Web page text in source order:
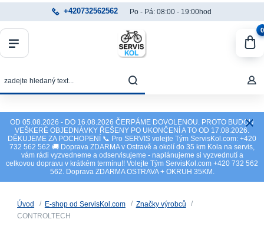
OD 05.08.2026 - DO 16.08.2026 ČERPÁME DOVOLENOU. PROTO BUDOU
VEŠKERÉ OBJEDNÁVKY ŘEŠENY PO UKONČENÍ A TO OD 17.08.2026.
DĚKUJEME ZA POCHOPENÍ 📞 Pro SERVIS volejte Tým ServisKol.com: +420
732 562 562 🚚 Doprava ZDARMA v Ostravě a okolí do 35 km Kola na servis,
vám rádi vyzvedneme a odservisujeme - naplánujeme si vyzvednutí a
celkovou dopravu v krátkém termínu!! Volejte Tým ServisKol.com +420 732 562
562. Doprava ZDARMA OSTRAVA + OKRUH 35KM.
+420732562562 Po - Pá: 08:00 - 19:00hod
0
Úvod E-shop od ServisKol.com
Značky výrobců
CONTROLTECH